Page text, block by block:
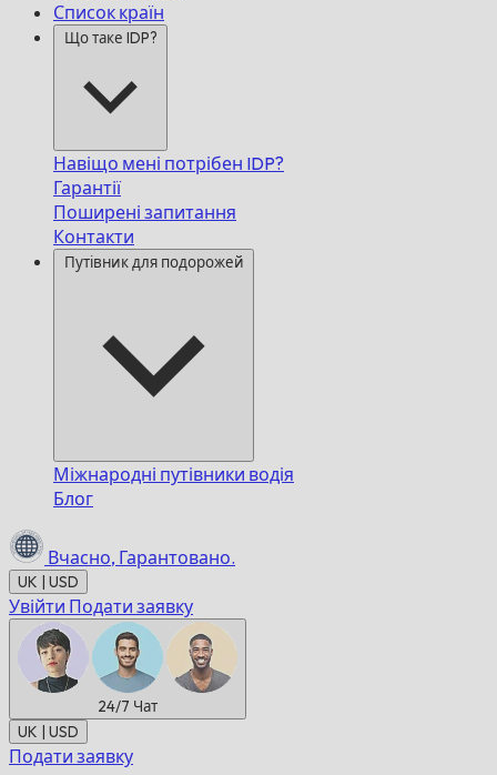
Список країн
Що таке IDP?
Навіщо мені потрібен IDP?
Гарантії
Поширені запитання
Контакти
Путівник для подорожей
Міжнародні путівники водія
Блог
Вчасно, Гарантовано.
UK | USD
Увійти Подати заявку
24/7 Чат
UK | USD
Подати заявку